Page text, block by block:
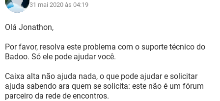
31 mai 2020 às 04:19
Olá Jonathon,
Por favor, resolva este problema com o suporte técnico do
Badoo. Só ele pode ajudar você.
Caixa alta não ajuda nada, o que pode ajudar e solicitar
ajuda sabendo ara quem se solicita: este não é um fórum
parceiro da rede de encontros.